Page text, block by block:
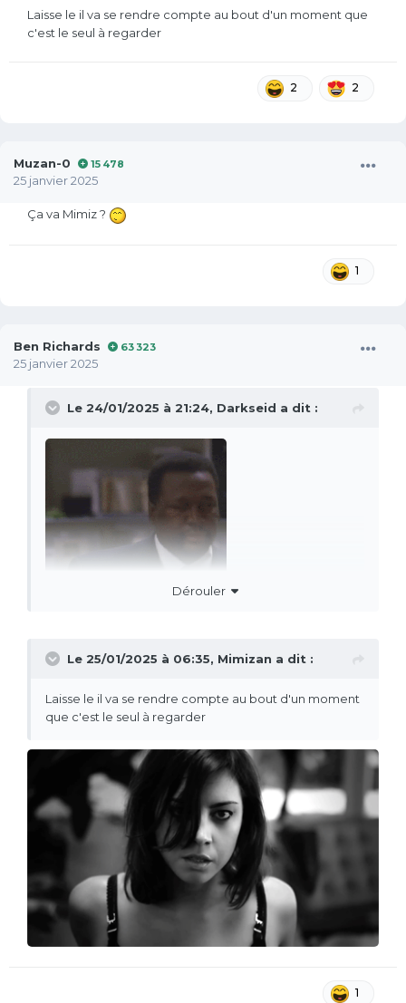
Laisse le il va se rendre compte au bout d'un moment que
c'est le seul à regarder
2 2
Muzan-0 15 478
25 janvier 2025
Ça va Mimiz ?
1
Ben Richards 63 323
25 janvier 2025
Le 24/01/2025 à 21:24, Darkseid a dit :
Dérouler
Le 25/01/2025 à 06:35, Mimizan a dit :
Laisse le il va se rendre compte au bout d'un moment
que c'est le seul à regarder
1